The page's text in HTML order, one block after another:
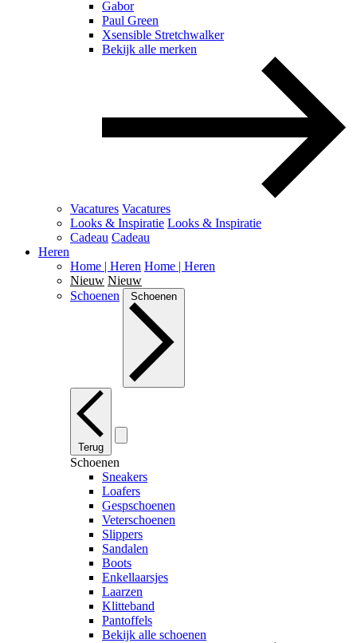
Gabor
Paul Green
Xsensible Stretchwalker
Bekijk alle merken
Vacatures Vacatures
Looks & Inspiratie Looks & Inspiratie
Cadeau Cadeau
Heren
Home | Heren Home | Heren
Nieuw Nieuw
Schoenen
Schoenen
Terug
Schoenen
Sneakers
Loafers
Gespschoenen
Veterschoenen
Slippers
Sandalen
Boots
Enkellaarsjes
Laarzen
Klitteband
Pantoffels
Bekijk alle schoenen